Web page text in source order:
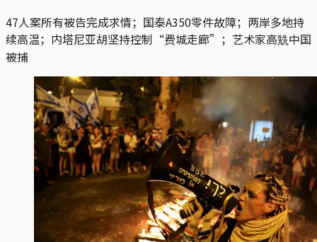
47人案所有被告完成求情；国泰A350零件故障；两岸多地持
续高温；内塔尼亚胡坚持控制“费城走廊”；艺术家高兟中国
被捕